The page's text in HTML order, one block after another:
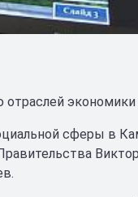
сферы в